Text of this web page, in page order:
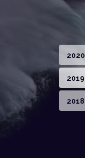
2020
2019
2018